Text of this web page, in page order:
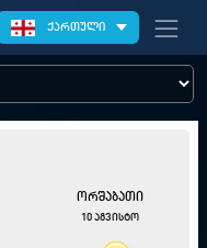
ქართული
ორშაბათი
10 აგვისტო